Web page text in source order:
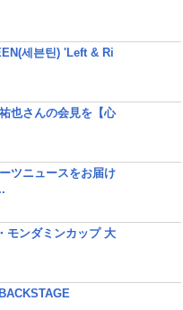
세븐틴) 'Left & Ri
也さんの会見を【心
ツニュースをお届け
モンダミンカップ 大